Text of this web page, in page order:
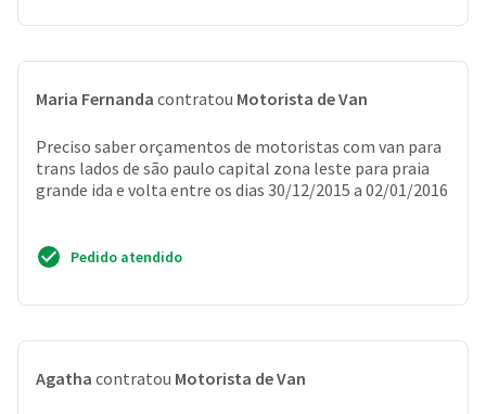
Maria Fernanda contratou Motorista de Van
Preciso saber orçamentos de motoristas com van para
trans lados de são paulo capital zona leste para praia
grande ida e volta entre os dias 30/12/2015 a 02/01/2016
Pedido atendido
Agatha contratou Motorista de Van